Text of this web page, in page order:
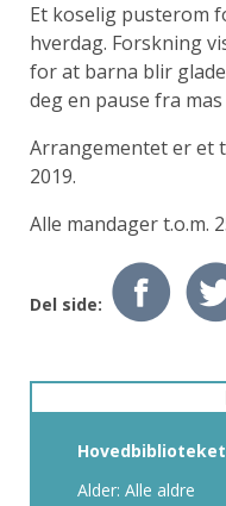
Et koselig pusterom
hverdag. Forskning
for at barna blir
deg en pause fra
Arrangementet er et
2019.
Alle mandager t.o.m.
Del side:
Hovedbiblioteket
Alder: Alle aldre